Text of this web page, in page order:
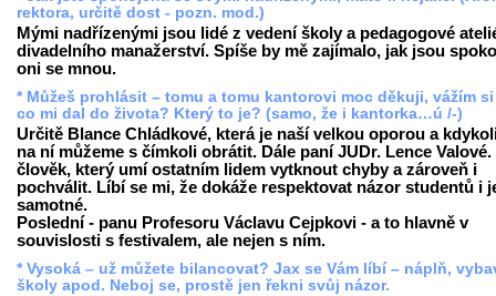
rektora, určitě dost - pozn. mod.)
Mými nadřízenými jsou lidé z vedení školy a pedagogové
divadelního manažerství. Spíše by mě zajímalo, jak jsou
oni se mnou.
* Můžeš prohlásit – tomu a tomu kantorovi moc děkuji, vážím
co mi dal do života? Který to je? (samo, že i kantorka…ú /-)
Určitě Blance Chládkové, která je naší velkou oporou a
na ní můžeme s čímkoli obrátit. Dále paní JUDr. Lence Valové.
člověk, který umí ostatním lidem vytknout chyby a zároveň i
pochválit. Líbí se mi, že dokáže respektovat názor studentů i
samotné.
Poslední - panu Profesoru Václavu Cejpkovi - a to hlavně v
souvislosti s festivalem, ale nejen s ním.
* Vysoká – už můžete bilancovat? Jax se Vám líbí – náplň,
školy apod. Neboj se, prostě jen řekni svůj názor.